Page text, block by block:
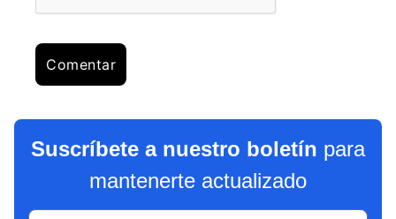
Suscríbete a nuestro boletín para
mantenerte actualizado